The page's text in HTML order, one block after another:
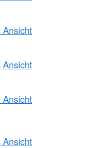
Ansicht
Ansicht
Ansicht
Ansicht